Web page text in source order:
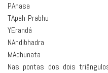
PAnasa
TApah-Prabhu
YErandá
NAndibhadra
MAdhunata
Nas pontas dos dois